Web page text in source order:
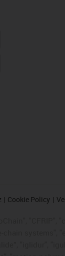
Cookie Policy